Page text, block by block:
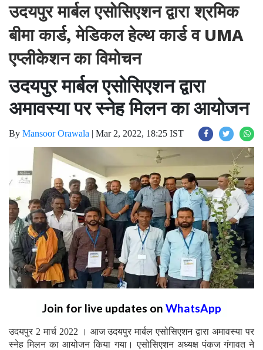
उदयपुर मार्बल एसोसिएशन द्वारा श्रमिक
बीमा कार्ड, मेडिकल हेल्थ कार्ड व UMA
एप्लीकेशन का विमोचन
उदयपुर मार्बल एसोसिएशन द्वारा
अमावस्या पर स्नेह मिलन का आयोजन
By Mansoor Orawala | Mar 2, 2022, 18:25 IST
Join for live updates on WhatsApp
उदयपुर 2 मार्च 2022 । आज उदयपुर मार्बल एसोसिएशन द्वारा अमावस्या पर
स्नेह मिलन का आयोजन किया गया। एसोसिएशन अध्यक्ष पंकज गंगावत ने